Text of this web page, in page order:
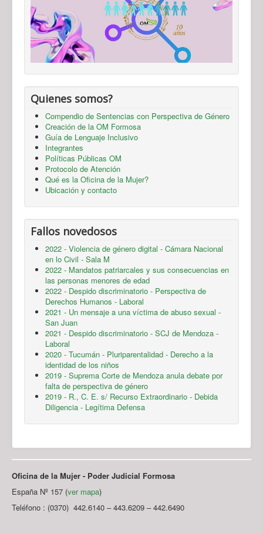
Quienes somos?
Compendio de Sentencias con Perspectiva de Género
Creación de la OM Formosa
Guía de Lenguaje Inclusivo
Integrantes
Políticas Públicas OM
Protocolo de Atención
Qué es la Oficina de la Mujer?
Ubicación y contacto
Fallos novedosos
2022 - Violencia de género digital - Cámara Nacional
en lo Civil - Sala M
2022 - Mandatos patriarcales y sus consecuencias en
las personas menores de edad
2022 - Despido discriminatorio - Perspectiva de
Derechos Humanos - Laboral
2021 - Un mensaje a una víctima de abuso sexual -
San Juan
2021 - Despido discriminatorio - SCJ de Mendoza -
Laboral
2020 - Tucumán - Pluriparentalidad - Derecho a la
identidad de los niños
2019 - Suprema Corte de Mendoza anula debate por
falta de perspectiva de género
2019 - R., C. E. s/ Recurso Extraordinario - Debida
Diligencia - Legítima Defensa
Oficina de la Mujer - Poder Judicial Formosa
España Nº 157 (ver mapa)
Teléfono : (0370) 442.6140 – 443.6209 – 442.6490